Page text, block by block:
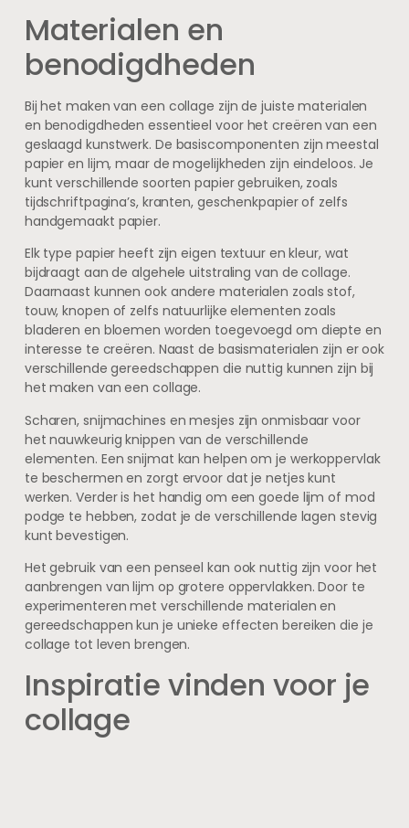
Materialen en
benodigdheden
Bij het maken van een collage zijn de juiste materialen
en benodigdheden essentieel voor het creëren van een
geslaagd kunstwerk. De basiscomponenten zijn meestal
papier en lijm, maar de mogelijkheden zijn eindeloos. Je
kunt verschillende soorten papier gebruiken, zoals
tijdschriftpagina’s, kranten, geschenkpapier of zelfs
handgemaakt papier.
Elk type papier heeft zijn eigen textuur en kleur, wat
bijdraagt aan de algehele uitstraling van de collage.
Daarnaast kunnen ook andere materialen zoals stof,
touw, knopen of zelfs natuurlijke elementen zoals
bladeren en bloemen worden toegevoegd om diepte en
interesse te creëren. Naast de basismaterialen zijn er ook
verschillende gereedschappen die nuttig kunnen zijn bij
het maken van een collage.
Scharen, snijmachines en mesjes zijn onmisbaar voor
het nauwkeurig knippen van de verschillende
elementen. Een snijmat kan helpen om je werkoppervlak
te beschermen en zorgt ervoor dat je netjes kunt
werken. Verder is het handig om een goede lijm of mod
podge te hebben, zodat je de verschillende lagen stevig
kunt bevestigen.
Het gebruik van een penseel kan ook nuttig zijn voor het
aanbrengen van lijm op grotere oppervlakken. Door te
experimenteren met verschillende materialen en
gereedschappen kun je unieke effecten bereiken die je
collage tot leven brengen.
Inspiratie vinden voor je
collage